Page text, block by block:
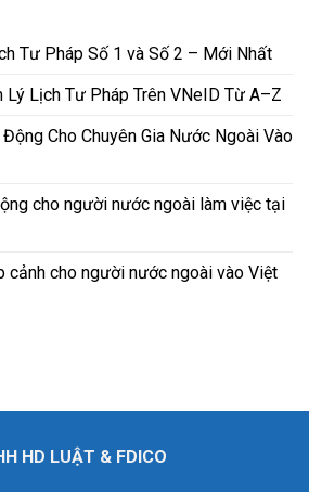
Tư Pháp Số 1 và Số 2 – Mới Nhất
Lý Lịch Tư Pháp Trên VNeID Từ A–Z
Cho Chuyên Gia Nước Ngoài Vào
cho người nước ngoài làm việc tại
cảnh cho người nước ngoài vào Việt
HD LUẬT & FDICO